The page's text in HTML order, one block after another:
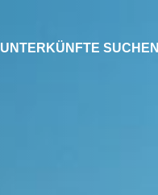
UNTERKÜNFTE SUCHEN